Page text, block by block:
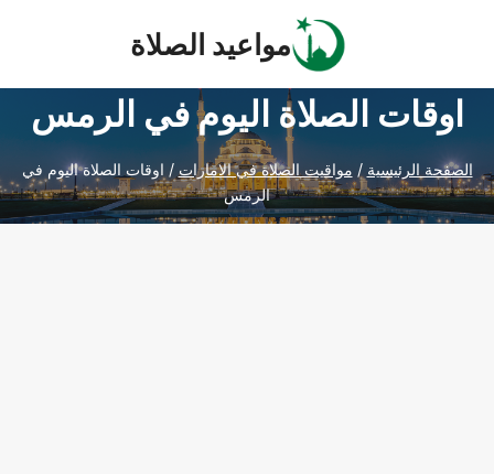
مواعيد الصلاة
اوقات الصلاة اليوم في الرمس
الصفحة الرئيسية / مواقيت الصلاة في الامارات / اوقات الصلاة اليوم في
الرمس